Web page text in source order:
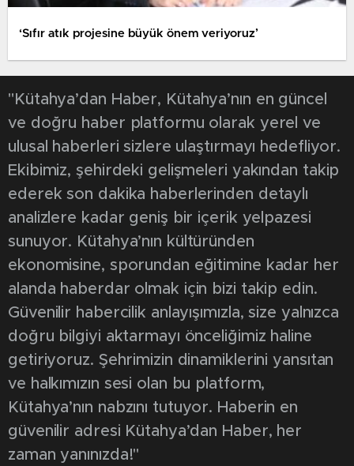
‘Sıfır atık projesine büyük önem veriyoruz’
"Kütahya’dan Haber, Kütahya’nın en güncel
ve doğru haber platformu olarak yerel ve
ulusal haberleri sizlere ulaştırmayı hedefliyor.
Ekibimiz, şehirdeki gelişmeleri yakından takip
ederek son dakika haberlerinden detaylı
analizlere kadar geniş bir içerik yelpazesi
sunuyor. Kütahya’nın kültüründen
ekonomisine, sporundan eğitimine kadar her
alanda haberdar olmak için bizi takip edin.
Güvenilir habercilik anlayışımızla, size yalnızca
doğru bilgiyi aktarmayı önceliğimiz haline
getiriyoruz. Şehrimizin dinamiklerini yansıtan
ve halkımızın sesi olan bu platform,
Kütahya’nın nabzını tutuyor. Haberin en
güvenilir adresi Kütahya’dan Haber, her
zaman yanınızda!"